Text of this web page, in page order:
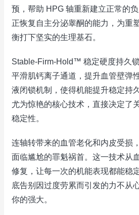
预，帮助 HPG 轴重新建立正常的
正恢复自主分泌睾酮的能力，为重
衡打下坚实的生理基石。
Stable-Firm-Hold™ 稳定硬度持久
平滑肌钙离子通道，提升血管壁弹
液闭锁机制，使得机能提升稳定持
尤为惊艳的核心技术，直接决定了
稳定性。
连轴转带来的血管老化和内皮受损
面临尴尬的罪魁祸首。这一技术从
修复，让每一次的机能表现都能稳
底告别因过度劳累而引发的力不从
你的强大。